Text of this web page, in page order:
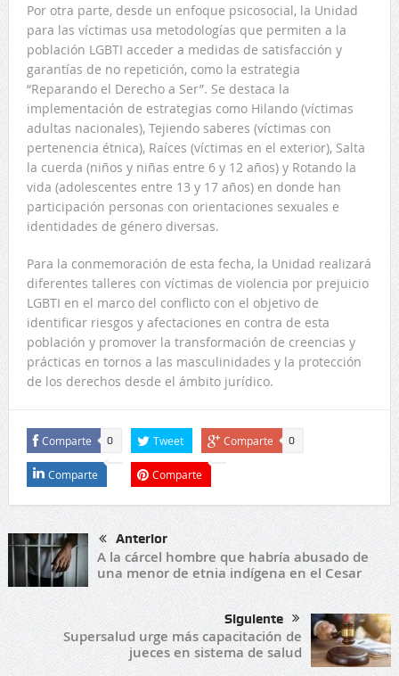
Por otra parte, desde un enfoque psicosocial, la Unidad
para las víctimas usa metodologías que permiten a la
población LGBTI acceder a medidas de satisfacción y
garantías de no repetición, como la estrategia
“Reparando el Derecho a Ser”. Se destaca la
implementación de estrategias como Hilando (víctimas
adultas nacionales), Tejiendo saberes (víctimas con
pertenencia étnica), Raíces (víctimas en el exterior), Salta
la cuerda (niños y niñas entre 6 y 12 años) y Rotando la
vida (adolescentes entre 13 y 17 años) en donde han
participación personas con orientaciones sexuales e
identidades de género diversas.
Para la conmemoración de esta fecha, la Unidad realizará
diferentes talleres con víctimas de violencia por prejuicio
LGBTI en el marco del conflicto con el objetivo de
identificar riesgos y afectaciones en contra de esta
población y promover la transformación de creencias y
prácticas en tornos a las masculinidades y la protección
de los derechos desde el ámbito jurídico.
Comparte 0 Tweet Comparte 0
Comparte Comparte
Anterior
A la cárcel hombre que habría abusado de
una menor de etnia indígena en el Cesar
Siguiente
Supersalud urge más capacitación de
jueces en sistema de salud